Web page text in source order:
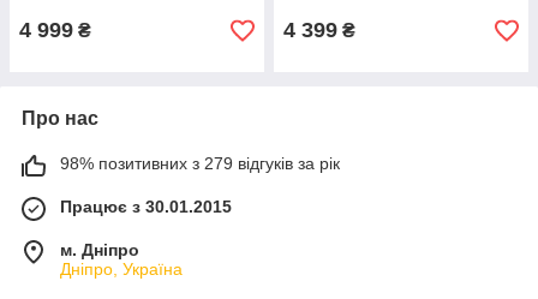
4 999 ₴ 4 399 ₴
Про нас
98% позитивних з 279 відгуків за рік
Працює з 30.01.2015
м. Дніпро
Дніпро, Україна